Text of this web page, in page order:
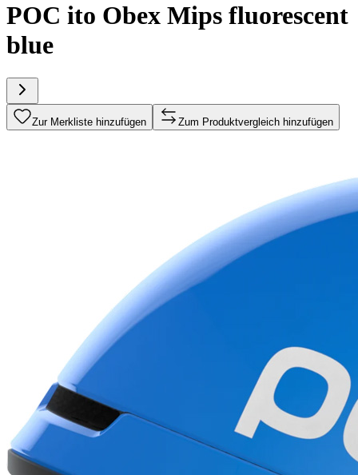
POC ito Obex Mips fluorescent
blue
Zur Merkliste hinzufügen Zum Produktvergleich hinzufügen